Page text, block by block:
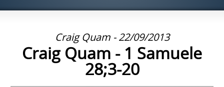
Craig Quam - 22/09/2013
Craig Quam - 1 Samuele
28;3-20